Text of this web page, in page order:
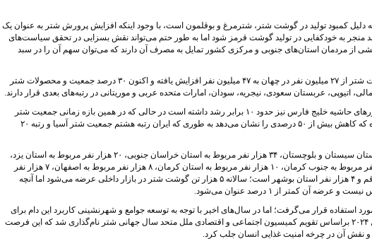
کمبود تولید در گوشت شتر، شترمرغ و بوقلمون است، با وجود اینکه افزایش پرورش شتر به عنوان یک
منجر به خودکفایی در تولید گوشت قرمز شود اما به طور حتم می‌تواند نقش بسزایی در تحقق سیاست‌های
از مردمان استان‌های جنوبی و مرکزی کشور تمایل به مصرف آن دارند که می‌توان سهم آن را در سبد
طبق گزارش‌های موجود در ۲۰ سال گذشته جمعیت شتر از ۲۷ میلیون نفر در چهان به ۴۷ میلیون نفر افزایش یافته و اکنون ۳۰ درصد جمعیت و محصولات شتر
اتیوپی، عربستان سعودی، نیجریه، سودان، امارات متحده عربی و موریتانی در رتبه‌های بعدی قرار دارند.
همچنین پرورش شتر در ۱۰۰ سال گذشته در کشورهای حاشیه خلیج فارس نیز حدود ۱۰ برابر رشد داشته است در حالی که در همین بازه زمانی جمعیت شتر
ایران از حدود ۵۰۰ هزار نفر به ۲۳۴ هزار نفر رسیده که کاهش بیش از ۵۰ درصدی را نشان می‌دهد به طوری که ایران رتبه هشتم جمعیت شتر آسیا و رتبه ۲۰
طبق آمارها ۷۴ هزار نفر جمعیت شتر مربوط به استان سیستان و بلوچستان، ۳۴ هزار نفر مربوط به استان خراسان جنوبی، ۲۰ هزار نفر مربوط به استان یزد،
۱۸ هزار نفر مربوط به استان هرمزگان، ۱۷ هزار نفر مربوط به جنوب کرمان، ۱۰ هزار نفر مربوط به استان کرمان، ۸ هزار نفر مربوط به اصفهان، ۷ هزار نفر
مربوط به خوزستان، ۵ هزار نفر مربوط به استان قم و ۴ هزار نفر استان بوشهر است؛ سالانه ۵ هزار تن گوشت شتر در بازار داخلی عرضه می‌شود اما آنچه
کمتر از ۱ درصد عنوان می‌شود.
استفاده قرار می‌گرفت؛ اما در سال‌های اخیر با توجه به توسعه جوامع و شهرنشینی کاربرد این دام برای
موارد مذکور منسوخ شده است تاجایی که در سال ۲۰۲۴ براساس تقویم کمیسیون اجتماعی و اقتصادی ملل متحد سال جهانی شتر نام‌گذاری شد که این فرصت
و نقش آن در چرخه امنیت غذایی انسان جلب کرد.